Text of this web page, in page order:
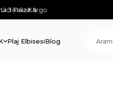
3 Taksit &Kargo
Plaj ElbisesiBlog